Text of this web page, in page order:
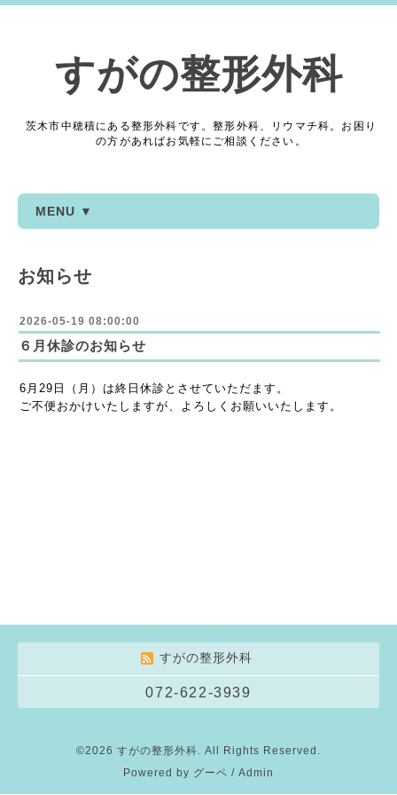
すがの整形外科
茨木市中穂積にある整形外科です。整形外科、リウマチ科。お困り
の方があればお気軽にご相談ください。
MENU ▼
お知らせ
2026-05-19 08:00:00
６月休診のお知らせ
6月29日（月）は終日休診とさせていただます。
ご不便おかけいたしますが、よろしくお願いいたします。
すがの整形外科
072-622-3939
©2026 すがの整形外科. All Rights Reserved.
Powered by グーペ / Admin